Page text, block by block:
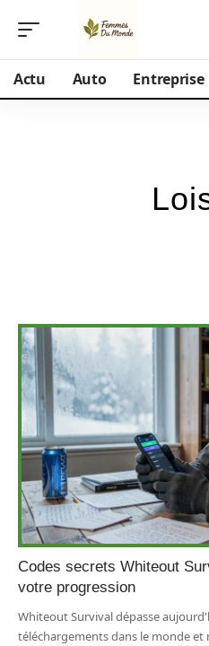
Actu Auto Entreprise
Codes secrets Whiteout
votre progression
Whiteout Survival dépasse
téléchargements dans le monde